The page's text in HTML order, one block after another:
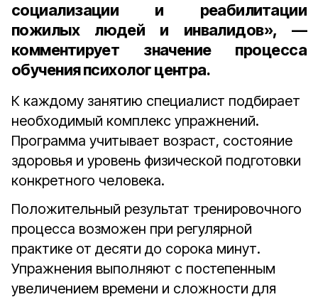
социализации и реабилитации
пожилых людей и инвалидов», —
комментирует значение процесса
обучения психолог центра.
К каждому занятию специалист подбирает
необходимый комплекс упражнений.
Программа учитывает возраст, состояние
здоровья и уровень физической подготовки
конкретного человека.
Положительный результат тренировочного
процесса возможен при регулярной
практике от десяти до сорока минут.
Упражнения выполняют с постепенным
увеличением времени и сложности для